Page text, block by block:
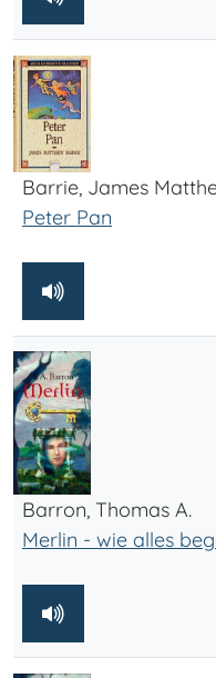
Barrie, James
Peter Pan
Barron, Thomas A.
Merlin - wie alles